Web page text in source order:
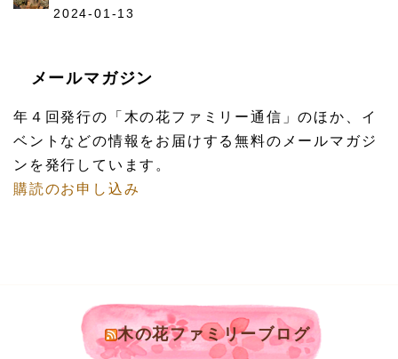
2024-01-13
メールマガジン
年４回発行の「木の花ファミリー通信」のほか、イ
ベントなどの情報をお届けする無料のメールマガジ
ンを発行しています。
購読のお申し込み
木の花ファミリーブログ